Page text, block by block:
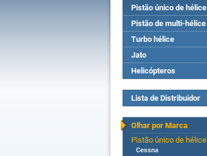
Pistão único de hélice
Pistão de multi-hélice
Turbo hélice
Jato
Helicópteros
Lista de Distribuidor
Olhar por Marca
Pistão único de hélice
Cessna